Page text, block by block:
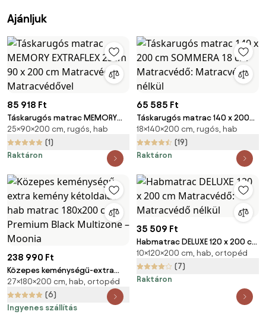
Ajánljuk
85 918 Ft
Táskarugós matrac MEMORY
EXTRAFLEX 25cm 90 x 200 cm
Matracvédő: Matracvédővel
25×90×200 cm, rugós, hab
(1)
Raktáron
65 585 Ft
Táskarugós matrac 140 x 200
cm SOMMERA 18 cm
Matracvédő: Matracvédő
nélkül
18×140×200 cm, rugós, hab
(19)
Raktáron
238 990 Ft
Közepes keménységű-extra
kemény kétoldalas hab matrac
180x200 cm Premium Black
Multizone – Moonia
27×180×200 cm, hab, ortopéd
(6)
Ingyenes szállítás
35 509 Ft
Habmatrac DELUXE 120 x 200 cm
Matracvédő: Matracvédő
nélkül
10×120×200 cm, hab, ortopéd
(7)
Raktáron